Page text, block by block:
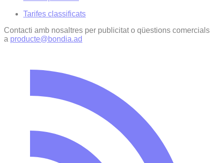
Tarifes classificats
Contacti amb nosaltres per publicitat o qüestions comercials
a producte@bondia.ad